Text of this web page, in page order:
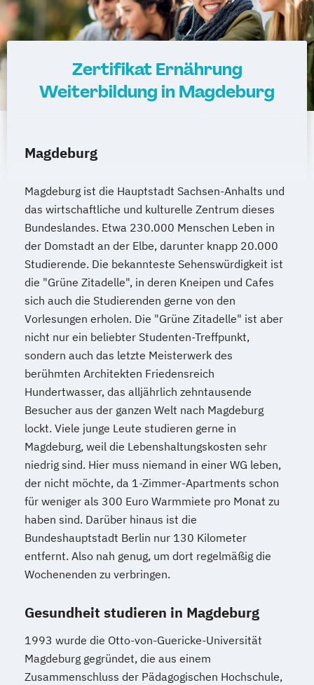
Ketogene Ernährung Kindersport Trainer
Krankheitsbilder im Gesundheitssport
Spiroergometrie im Gesundheitssport
Sportmentaltrainer Sporttherapeut
Stress- und Burnout-Coach
Zertifikat Ernährung
Weiterbildung in Magdeburg
Magdeburg
Magdeburg ist die Hauptstadt Sachsen-Anhalts und
das wirtschaftliche und kulturelle Zentrum dieses
Bundeslandes. Etwa 230.000 Menschen Leben in
der Domstadt an der Elbe, darunter knapp 20.000
Studierende. Die bekannteste Sehenswürdigkeit ist
die "Grüne Zitadelle", in deren Kneipen und Cafes
sich auch die Studierenden gerne von den
Vorlesungen erholen. Die "Grüne Zitadelle" ist aber
nicht nur ein beliebter Studenten-Treffpunkt,
sondern auch das letzte Meisterwerk des
berühmten Architekten Friedensreich
Hundertwasser, das alljährlich zehntausende
Besucher aus der ganzen Welt nach Magdeburg
lockt. Viele junge Leute studieren gerne in
Magdeburg, weil die Lebenshaltungskosten sehr
niedrig sind. Hier muss niemand in einer WG leben,
der nicht möchte, da 1-Zimmer-Apartments schon
für weniger als 300 Euro Warmmiete pro Monat zu
haben sind. Darüber hinaus ist die
Bundeshauptstadt Berlin nur 130 Kilometer
entfernt. Also nah genug, um dort regelmäßig die
Wochenenden zu verbringen.
Gesundheit studieren in Magdeburg
1993 wurde die Otto-von-Guericke-Universität
Magdeburg gegründet, die aus einem
Zusammenschluss der Pädagogischen Hochschule,